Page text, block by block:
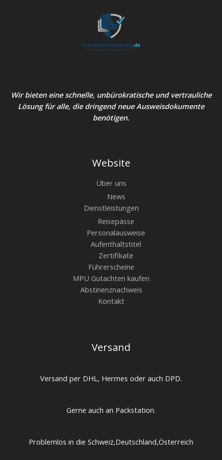
Wir bieten eine schnelle, unbürokratische und vertrauliche
Lösung für alle, die dringend neue Ausweisdokumente
benötigen.
Website
Über uns
News
Dienstleistungen
Reisepässe
Personalausweise
Aufenthaltstitel
Zertifikate
Führerscheine
MPU Gutachten kaufen
Abstinenznachweis
Kontakt
Versand
Versand per DHL, Hermes oder auch DPD.
Gerne auch an Packstation.
Problemlos in die Schweiz,Deutschland,Österreich